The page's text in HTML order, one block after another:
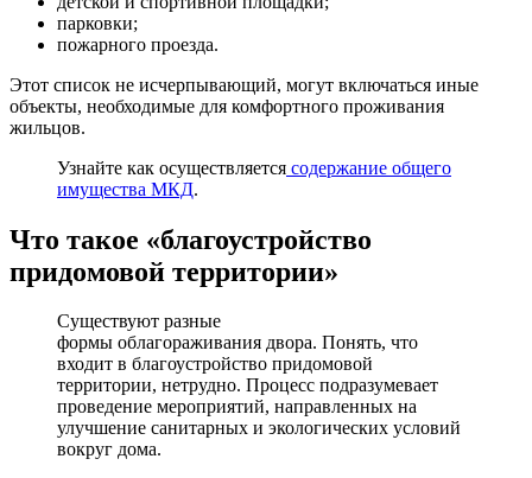
парковки;
пожарного проезда.
Этот список не исчерпывающий, могут включаться иные
объекты, необходимые для комфортного проживания
жильцов.
Узнайте как осуществляется содержание общего
имущества МКД.
Что такое «благоустройство
придомовой территории»
Существуют разные
формы облагораживания двора. Понять, что
входит в благоустройство придомовой
территории, нетрудно. Процесс подразумевает
проведение мероприятий, направленных на
улучшение санитарных и экологических условий
вокруг дома.